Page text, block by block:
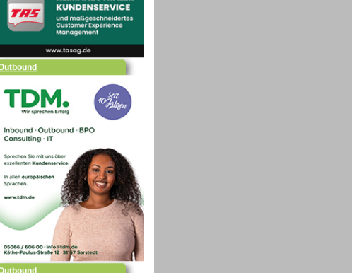
Outbound
Outbound